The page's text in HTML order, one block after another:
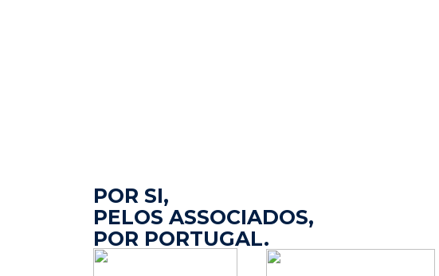
POR SI,
PELOS ASSOCIADOS,
POR PORTUGAL.